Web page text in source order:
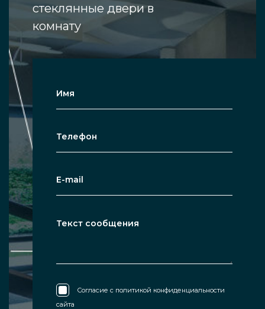
стеклянные двери в
комнату
Согласие с политикой конфиденциальности
сайта